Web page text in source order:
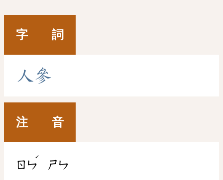
字 詞
人 參
注 音
ㄖㄣ
ˊ
ㄕㄣ